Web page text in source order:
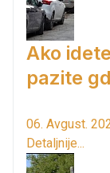
Ako
pazite
06. Avgust.
Detaljnije...